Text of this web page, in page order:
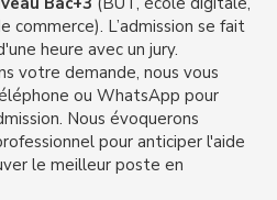
commerce). L’admission se fait
heure avec un jury.
votre demande, nous vous
ou WhatsApp pour
Nous évoquerons
pour anticiper l'aide
le meilleur poste en